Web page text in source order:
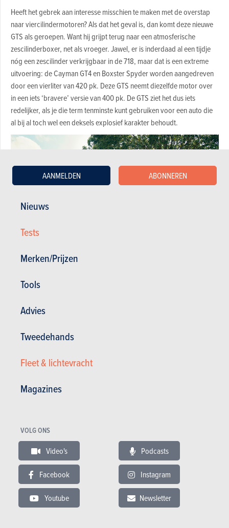
Nieuws
Tests
Merken/Prijzen
Tools
Advies
Tweedehands
Fleet & lichtevracht
Magazines
AANMELDEN ABONNEREN
VOLG ONS
Video's Podcasts
Facebook Instagram
Youtube Newsletter
Heeft het gebrek aan interesse misschien te maken met de overstap
naar viercilindermotoren? Als dat het geval is, dan komt deze nieuwe
GTS als geroepen. Want hij grijpt terug naar een atmosferische
zescilinderboxer, net als vroeger. Jawel, er is inderdaad al een tijdje
nóg een zescilinder verkrijgbaar in de 718, maar dat is een extreme
uitvoering: de Cayman GT4 en Boxster Spyder worden aangedreven
door een vierliter van 420 pk. Deze GTS neemt diezelfde motor over
in een iets ‘bravere’ versie van 400 pk. De GTS ziet het dus iets
redelijker, als je die term tenminste kunt gebruiken voor een auto die
al bij al toch wel een deksels explosief karakter behoudt.
Wat verandert er?
We kunnen er niet omheen: tegenover een flat four biedt een flat six
zoveel meer aan nobelheid, klank of elegantie. De vierliter in kwestie is
afgeleid van de recente drieliter-turbo uit de 911 ‘992’. Porsche heeft
verbeteringen aangebracht. Het resultaat? Een motor die met
een compleet andere krachtbron), toch mag u gerust zijn: de vierliter
uit deze GTS heeft aan temperament geen gebrek.
De vierliter is standaard gekoppeld aan een uitstekende
zesversnellingsbak, een waar genoegen qua spreiding én bediening.
Verder is deze zescilinder voorzien van het vliegwiel uit de GT3 en
beschikt hij over een systeem dat drie van de zes cilinders kan
uitschakelen bij lage belasting, om brandstof te besparen en de CO2-